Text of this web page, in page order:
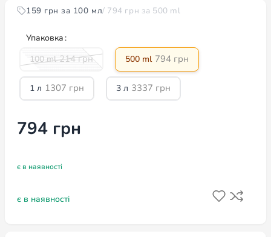
159 грн за 100 мл/ 794 грн за 500 ml
Упаковка
100 ml 214грн 500 ml 794 грн
1 л 1307 грн 3 л 3337 грн
є в наявності
794 грн
є в наявності